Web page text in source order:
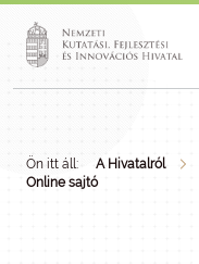
Ön itt áll: A Hivatalról
Online sajtó